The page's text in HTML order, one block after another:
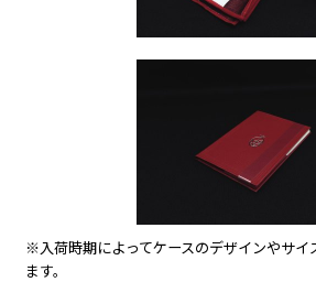
※入荷時期によってケースのデザインやサイ
ます。